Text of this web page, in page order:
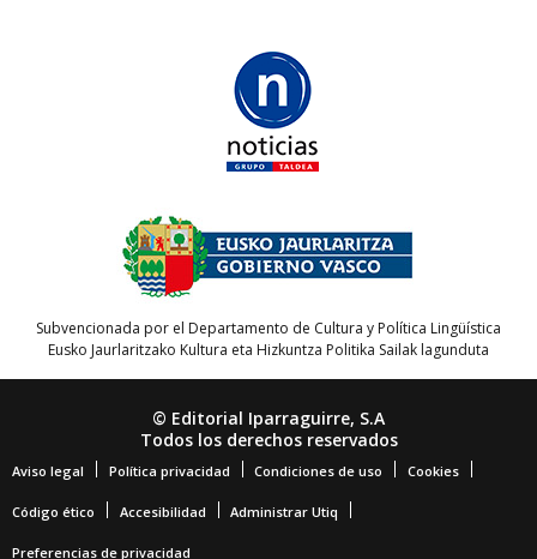
Subvencionada por el Departamento de Cultura y Política Lingüística
Eusko Jaurlaritzako Kultura eta Hizkuntza Politika Sailak lagunduta
© Editorial Iparraguirre, S.A
Todos los derechos reservados
Aviso legal Política privacidad Condiciones de uso Cookies
Código ético Accesibilidad Administrar Utiq
Preferencias de privacidad